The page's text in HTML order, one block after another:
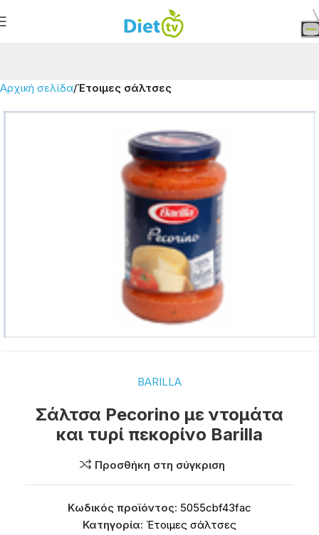
Αρχική σελίδα Έτοιμες σάλτσες
BARILLA
Σάλτσα Pecorino με ντομάτα
και τυρί πεκορίνο Barilla
Προσθήκη στη σύγκριση
Κωδικός προϊόντος: 5055cbf43fac
Κατηγορία: Έτοιμες σάλτσες